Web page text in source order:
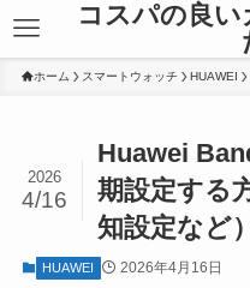
コスパの良
ホーム スマートウォッチ HUAWEI
Huawei
期設定する
知設定など）
2026
4/16
HUAWEI 2026年4月16日